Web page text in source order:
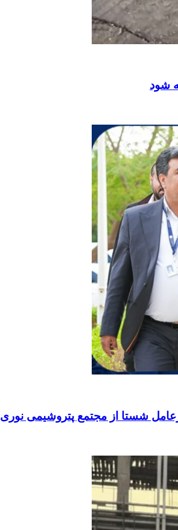
شود
شستا از مجتمع پتروشیمی نوری